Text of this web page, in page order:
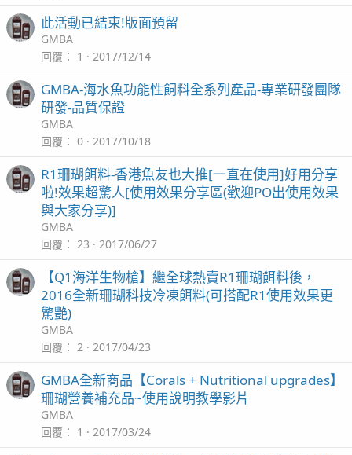
此活動已結束!版面預留
GMBA
回覆
1 2017/12/14
GMBA-海水魚功能性飼料全系列產品-專業研發團隊
研發-品質保證
GMBA
回覆
0 2017/10/18
R1珊瑚餌料-香港魚友也大推[一直在使用]好用分享
啦!效果超驚人[使用效果分享區(歡迎PO出使用效果
與大家分享)]
GMBA
回覆
23 2017/06/27
【Q1海洋生物槍】繼全球熱賣R1珊瑚餌料後，
2016全新珊瑚科技冷凍餌料(可搭配R1使用效果更
驚艷)
GMBA
回覆
2 2017/04/23
GMBA全新商品【Corals + Nutritional upgrades】
珊瑚營養補充品~使用說明教學影片
GMBA
回覆
1 2017/03/24